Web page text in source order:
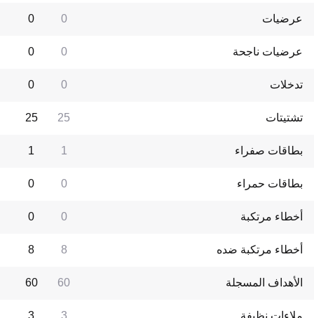
عرضيات 0
0
عرضيات ناجحة 0
0
تدخلات 0
0
تشتيتات 25
25
بطاقات صفراء 1
1
بطاقات حمراء 0
0
أخطاء مرتكبة 0
0
أخطاء مرتكبة ضده 8
8
الأهداف المسجلة 60
60
ملاءات نظيفة 3
3